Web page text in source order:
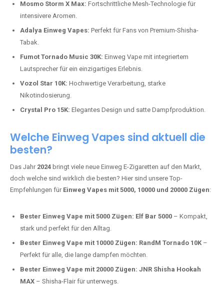
Mosmo Storm X Max: Fortschrittliche Mesh-Technologie für
intensivere Aromen.
Adalya Einweg Vapes: Perfekt für Fans von Premium-Shisha-
Tabak.
Fumot Tornado Music 30K: Einweg Vape mit integriertem
Lautsprecher für ein einzigartiges Erlebnis.
Vozol Star 10K: Hochwertige Verarbeitung, starke
Nikotindosierung.
Crystal Pro 15K: Elegantes Design und satte Dampfproduktion.
Welche Einweg Vapes sind aktuell die
besten?
Das Jahr 2024 bringt viele neue Einweg E-Zigaretten auf den Markt,
doch welche sind wirklich die besten? Hier sind unsere Top-
Empfehlungen für Einweg Vapes mit 5000, 10000 und 20000 Zügen:
Bester Einweg Vape mit 5000 Zügen: Elf Bar 5000 – Kompakt,
stark und perfekt für den Alltag.
Bester Einweg Vape mit 10000 Zügen: RandM Tornado 10K –
Perfekt für alle, die lange dampfen möchten.
Bester Einweg Vape mit 20000 Zügen: JNR Shisha Hookah
MAX – Shisha-Flair für unterwegs.